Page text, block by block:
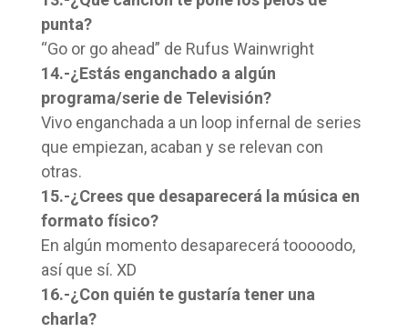
punta?
“Go or go ahead” de Rufus Wainwright
14.-¿Estás enganchado a algún
programa/serie de Televisión?
Vivo enganchada a un loop infernal de series
que empiezan, acaban y se relevan con
otras.
15.-¿Crees que desaparecerá la música en
formato físico?
En algún momento desaparecerá tooooodo,
así que sí. XD
16.-¿Con quién te gustaría tener una
charla?